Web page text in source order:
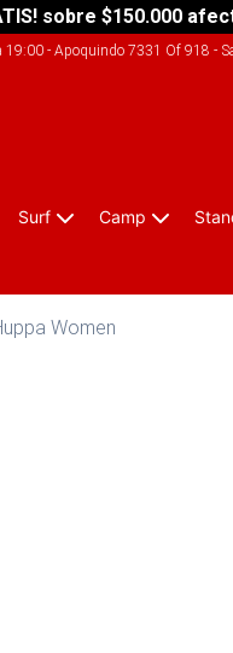
sobre $150.000
19:00- Apoquindo 7331 Of 918 -
Surf Camp
Women